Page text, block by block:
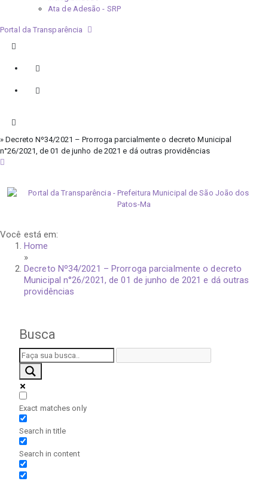
Ata de Adesão - SRP
Portal da Transparência
» Decreto Nº34/2021 – Prorroga parcialmente o decreto Municipal
n°26/2021, de 01 de junho de 2021 e dá outras providências
Você está em:
Home
»
Decreto Nº34/2021 – Prorroga parcialmente o decreto
Municipal n°26/2021, de 01 de junho de 2021 e dá outras
providências
Busca
Exact matches only
Search in title
Search in content